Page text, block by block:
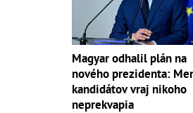
Magyar odhalil plán na
nového prezidenta:
kandidátov vraj nikoho
neprekvapia